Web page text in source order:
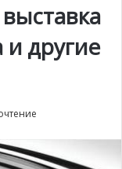
другие